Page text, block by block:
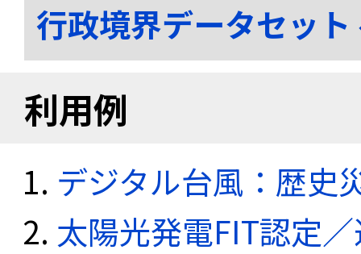
行政境界データセッ
利用例
デジタル台風：歴史
太陽光発電FIT認定